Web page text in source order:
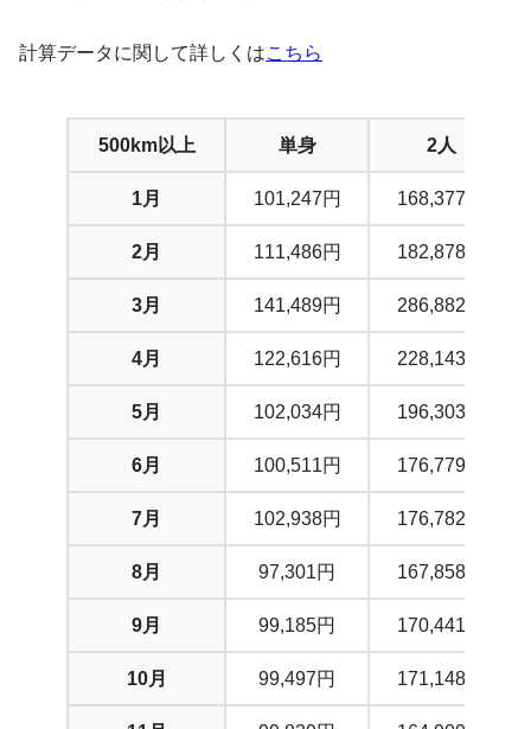
計算データに関して詳しくはこちら
500km以上 単身 2人
1月 101,247円 168,377円
2月 111,486円 182,878円
3月 141,489円 286,882円
4月 122,616円 228,143円
5月 102,034円 196,303円
6月 100,511円 176,779円
7月 102,938円 176,782円
8月 97,301円 167,858円
9月 99,185円 170,441円
10月 99,497円 171,148円